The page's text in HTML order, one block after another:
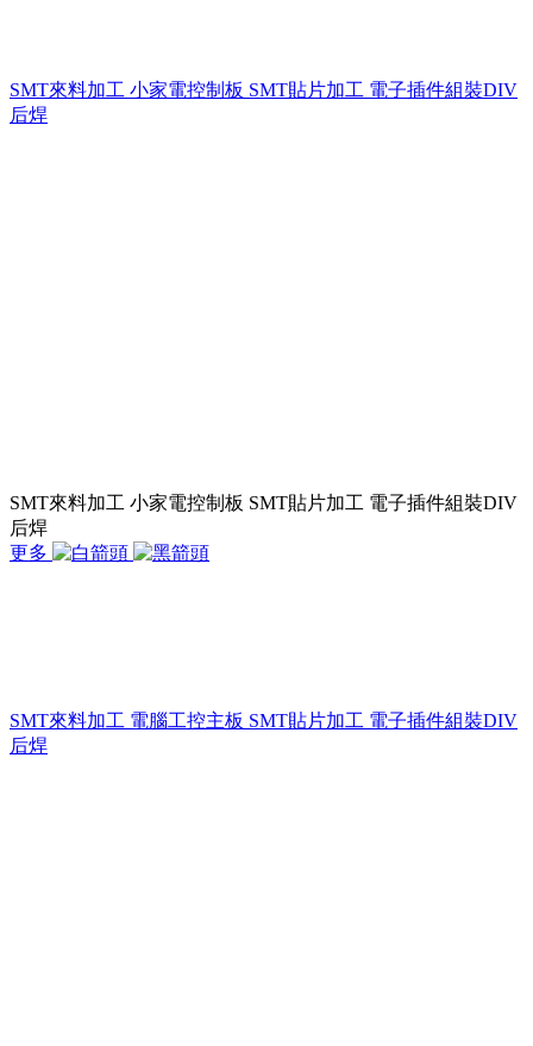
SMT來料加工 小家電控制板 SMT貼片加工 電子插件組裝DIV
后焊
SMT來料加工 小家電控制板 SMT貼片加工 電子插件組裝DIV
后焊
更多
SMT來料加工 電腦工控主板 SMT貼片加工 電子插件組裝DIV
后焊